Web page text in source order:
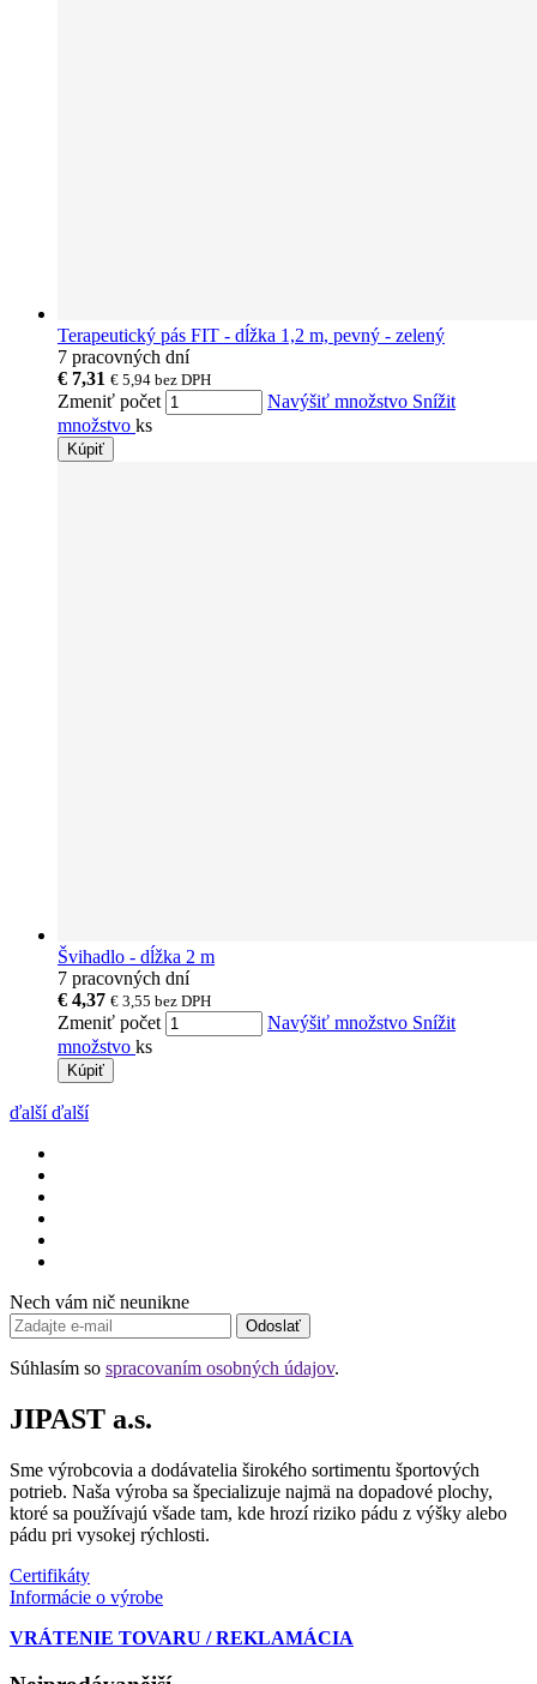
Terapeutický pás FIT - dĺžka 1,2 m, pevný - zelený
7 pracovných dní
€ 7,31 € 5,94 bez DPH
Zmeniť počet Navýšiť množstvo Snížit
množstvo ks
Kúpiť
Švihadlo - dĺžka 2 m
7 pracovných dní
€ 4,37 € 3,55 bez DPH
Zmeniť počet Navýšiť množstvo Snížit
množstvo ks
Kúpiť
ďalší ďalší
Nech vám nič neunikne
Odoslať
Súhlasím so spracovaním osobných údajov.
JIPAST a.s.
Sme výrobcovia a dodávatelia širokého sortimentu športových
potrieb. Naša výroba sa špecializuje najmä na dopadové plochy,
ktoré sa používajú všade tam, kde hrozí riziko pádu z výšky alebo
pádu pri vysokej rýchlosti.
Certifikáty
Informácie o výrobe
VRÁTENIE TOVARU / REKLAMÁCIA